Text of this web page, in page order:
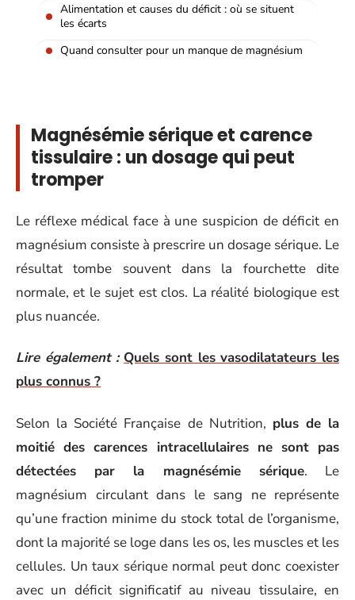
Alimentation et causes du déficit : où se situent
les écarts
Quand consulter pour un manque de magnésium
Magnésémie sérique et carence
tissulaire : un dosage qui peut
tromper
Le réflexe médical face à une suspicion de déficit en
magnésium consiste à prescrire un dosage sérique. Le
résultat tombe souvent dans la fourchette dite
normale, et le sujet est clos. La réalité biologique est
plus nuancée.
Lire également : Quels sont les vasodilatateurs les
plus connus ?
Selon la Société Française de Nutrition, plus de la
moitié des carences intracellulaires ne sont pas
détectées par la magnésémie sérique. Le
magnésium circulant dans le sang ne représente
qu’une fraction minime du stock total de l’organisme,
dont la majorité se loge dans les os, les muscles et les
cellules. Un taux sérique normal peut donc coexister
avec un déficit significatif au niveau tissulaire, en